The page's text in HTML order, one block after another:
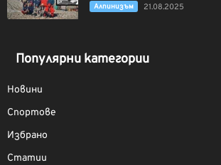
Алпинизъм 21.08.2025
Популярни категории
Новини
Спортове
Избрано
Статии